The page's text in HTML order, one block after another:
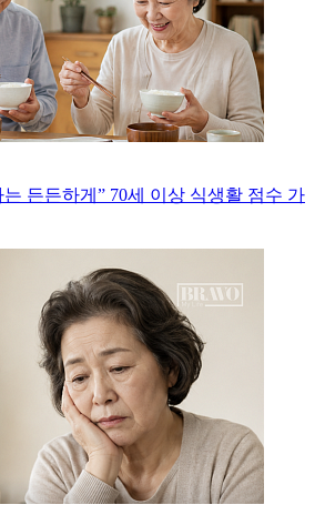
든든하게” 70세 이상 식생활 점수 가